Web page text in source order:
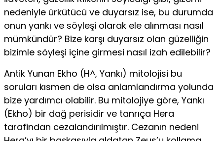
nedeniyle ürkütücü ve duyarsız ise, bu durumda
onun yankı ve söyleşi olarak ele alınması nasıl
mümkündür? Bize karşı duyarsız olan güzelli­ğin
bizimle söyleşi içine girmesi nasıl izah edilebilir?
Antik Yunan Ekho (H^, Yankı) mitolojisi bu
soruları kısmen de olsa anlamlandırma yolunda
bize yardımcı olabilir. Bu mitolojiye göre, Yankı
(Ekho) bir dağ perisidir ve tanrıça Hera
tarafindan cezalandırıl­mıştır. Cezanın nedeni